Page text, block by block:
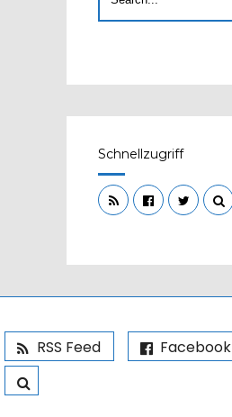
Schnellzugriff
RSS Feed Facebook